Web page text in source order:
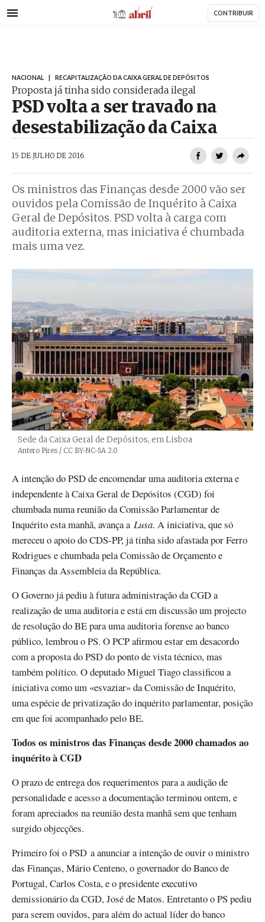
para
AbrilAbril CONTRIBUIR
NACIONAL RECAPITALIZAÇÃO DA CAIXA GERAL DE DEPÓSITOS
Proposta já tinha sido considerada ilegal
PSD volta a ser travado na
desestabilização da Caixa
15 DE JULHO DE 2016
Os ministros das Finanças desde 2000 vão ser
ouvidos pela Comissão de Inquérito à Caixa
Geral de Depósitos. PSD volta à carga com
auditoria externa, mas iniciativa é chumbada
mais uma vez.
Sede da Caixa Geral de Depósitos, em Lisboa
Créditos
Antero Pires / CC BY-NC-SA 2.0
A intenção do PSD de encomendar uma auditoria externa e
independente à Caixa Geral de Depósitos (CGD) foi
chumbada numa reunião da Comissão Parlamentar de
Inquérito esta manhã, avança a Lusa. A iniciativa, que só
mereceu o apoio do CDS-PP, já tinha sido afastada por Ferro
Rodrigues e chumbada pela Comissão de Orçamento e
Finanças da Assembleia da República.
O Governo já pediu à futura administração da CGD a
realização de uma auditoria e está em discussão um projecto
de resolução do BE para uma auditoria forense ao banco
público, lembrou o PS. O PCP afirmou estar em desacordo
com a proposta do PSD do ponto de vista técnico, mas
também político. O deputado Miguel Tiago classificou a
iniciativa como um «esvaziar» da Comissão de Inquérito,
uma espécie de privatização do inquérito parlamentar, posição
em que foi acompanhado pelo BE.
Todos os ministros das Finanças desde 2000 chamados ao
inquérito à CGD
O prazo de entrega dos requerimentos para a audição de
personalidade e acesso a documentação terminou ontem, e
foram apreciados na reunião desta manhã sem que tenham
surgido objecções.
Primeiro foi o PSD a anunciar a intenção de ouvir o ministro
das Finanças, Mário Centeno, o governador do Banco de
Portugal, Carlos Costa, e o presidente executivo
demissionário da CGD, José de Matos. Entretanto o PS pediu
para serem ouvidos, para além do actual líder do banco